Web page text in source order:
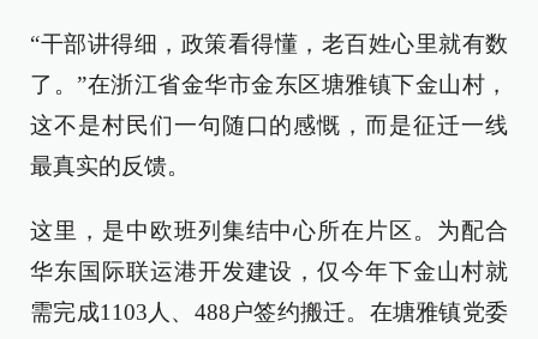
“干部讲得细，政策看得懂，老百姓心里就有数
了。”在浙江省金华市金东区塘雅镇下金山村，
这不是村民们一句随口的感慨，而是征迁一线
最真实的反馈。
这里，是中欧班列集结中心所在片区。为配合
华东国际联运港开发建设，仅今年下金山村就
需完成1103人、488户签约搬迁。在塘雅镇党委